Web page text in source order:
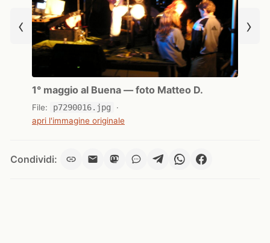
‹
1° maggio al Buena — foto Matteo D.
File: p7290016.jpg
·
apri l'immagine originale
›
Condividi: